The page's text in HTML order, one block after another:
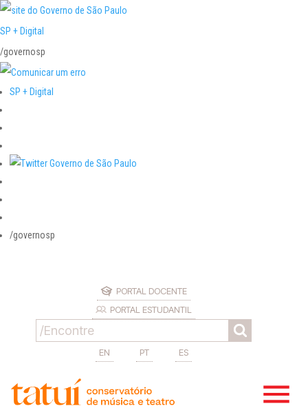
SP + Digital
/governosp
SP + Digital
/governosp
PORTAL DOCENTE
PORTAL ESTUDANTIL
EN PT ES